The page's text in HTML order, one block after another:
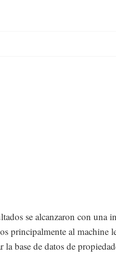
se alcanzaron con una
principalmente al machine
la base de datos de